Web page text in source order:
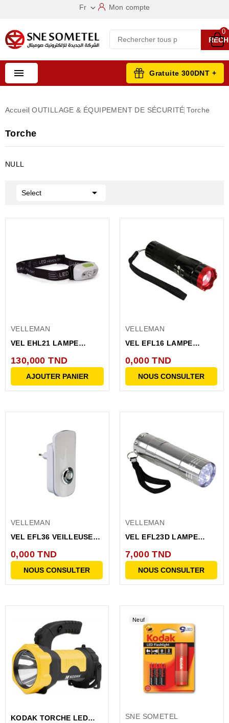
Fr  Mon compte
0
 Gratuite 300DNT +
Accueil OUTILLAGE & ÉQUIPEMENT DE SÉCURITÉ Torche
Torche
NULL
Select 
VELLEMAN
VEL EHL21 LAMPE
CAPTEUR...
130,000 TND
AJOUTER PANIER
VELLEMAN
VEL EFL16 LAMPE
EN...
0,000 TND
NOUS CONSULTER
VELLEMAN
VEL EFL36 VEILLEUSE
0,000 TND
NOUS CONSULTER
VELLEMAN
VEL EFL23D LAMPE
PILE)
7,000 TND
NOUS CONSULTER
KODAK TORCHE LED
Neuf
SNE SOMETEL